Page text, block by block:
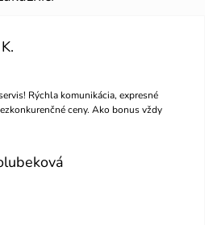
je 5 z 5 hviezdičiek.
Rýchla komunikácia, expresné
ceny. Ako bonus vždy
je 5 z 5 hviezdičiek.